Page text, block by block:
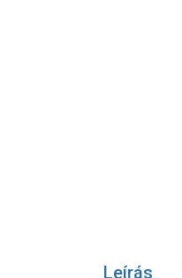
Leírás